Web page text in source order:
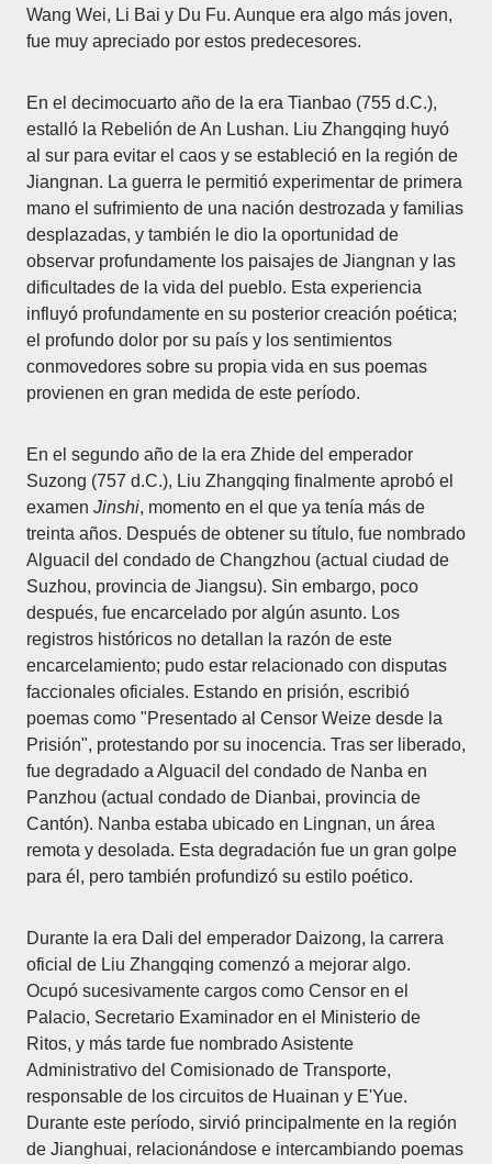
Wang Wei, Li Bai y Du Fu. Aunque era algo más joven,
fue muy apreciado por estos predecesores.
En el decimocuarto año de la era Tianbao (755 d.C.),
estalló la Rebelión de An Lushan. Liu Zhangqing huyó
al sur para evitar el caos y se estableció en la región de
Jiangnan. La guerra le permitió experimentar de primera
mano el sufrimiento de una nación destrozada y familias
desplazadas, y también le dio la oportunidad de
observar profundamente los paisajes de Jiangnan y las
dificultades de la vida del pueblo. Esta experiencia
influyó profundamente en su posterior creación poética;
el profundo dolor por su país y los sentimientos
conmovedores sobre su propia vida en sus poemas
provienen en gran medida de este período.
En el segundo año de la era Zhide del emperador
Suzong (757 d.C.), Liu Zhangqing finalmente aprobó el
examen Jinshi, momento en el que ya tenía más de
treinta años. Después de obtener su título, fue nombrado
Alguacil del condado de Changzhou (actual ciudad de
Suzhou, provincia de Jiangsu). Sin embargo, poco
después, fue encarcelado por algún asunto. Los
registros históricos no detallan la razón de este
encarcelamiento; pudo estar relacionado con disputas
faccionales oficiales. Estando en prisión, escribió
poemas como "Presentado al Censor Weize desde la
Prisión", protestando por su inocencia. Tras ser liberado,
fue degradado a Alguacil del condado de Nanba en
Panzhou (actual condado de Dianbai, provincia de
Cantón). Nanba estaba ubicado en Lingnan, un área
remota y desolada. Esta degradación fue un gran golpe
para él, pero también profundizó su estilo poético.
Durante la era Dali del emperador Daizong, la carrera
oficial de Liu Zhangqing comenzó a mejorar algo.
Ocupó sucesivamente cargos como Censor en el
Palacio, Secretario Examinador en el Ministerio de
Ritos, y más tarde fue nombrado Asistente
Administrativo del Comisionado de Transporte,
responsable de los circuitos de Huainan y E'Yue.
Durante este período, sirvió principalmente en la región
de Jianghuai, relacionándose e intercambiando poemas